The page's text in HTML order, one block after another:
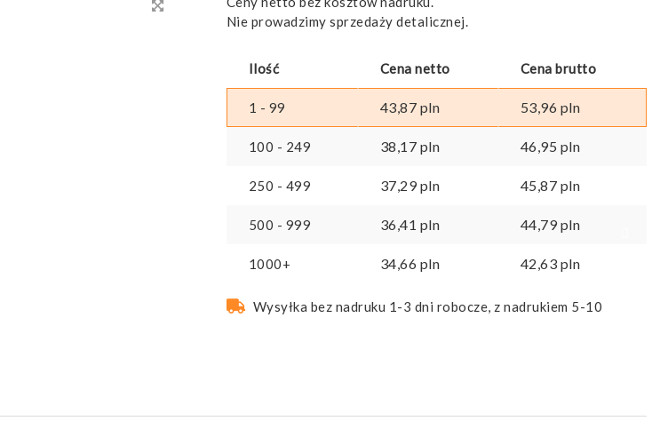
Nie prowadzimy sprzedaży detalicznej.
Ilość Cena netto Cena brutto
1 - 99 43,87 pln 53,96 pln
100 - 249 38,17 pln 46,95 pln
250 - 499 37,29pln 45,87 pln
500 - 999 36,41 pln 44,79pln
1000+ 34,66 pln 42,63 pln
Wysyłka bez nadruku 1-3 dni robocze, z nadrukiem 5-10